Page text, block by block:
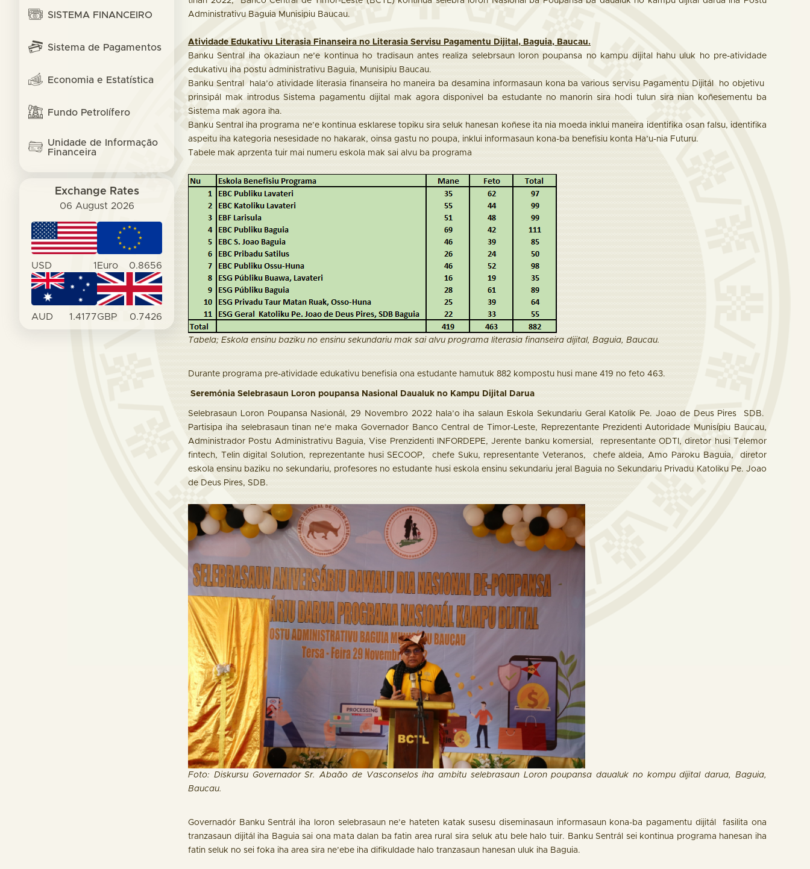
SISTEMA FINANCEIRO
Sistema de Pagamentos
Economia e Estatística
Fundo Petrolífero
Unidade de Informação
Financeira
Exchange Rates
06 August 2026
USD 1 Euro 0.8656
AUD 1.4177GBP 0.7426
Administrativu Baguia Munisipiu Baucau.
Atividade Edukativu Literasia Finanseira no Literasia Servisu Pagamentu Dijital, Baguia, Baucau.
Banku Sentral iha okaziaun ne’e kontinua ho tradisaun antes realiza selebrsaun loron poupansa no kampu dijital hahu uluk ho pre-atividade
edukativu iha postu administrativu Baguia, Munisipiu Baucau.
Banku Sentral hala’o atividade literasia finanseira ho maneira ba desamina informasaun kona ba various servisu Pagamentu Dijitál ho objetivu
prinsipál mak introdus Sistema pagamentu dijital mak agora disponivel ba estudante no manorin sira hodi tulun sira nian koñesementu ba
Sistema mak agora iha.
Banku Sentral iha programa ne’e kontinua esklarese topiku sira seluk hanesan koñese ita nia moeda inklui maneira identifika osan falsu, identifika
aspeitu iha kategoria nesesidade no hakarak, oinsa gastu no poupa, inklui informasaun kona-ba benefisiu konta Ha’u-nia Futuru.
Tabele mak aprzenta tuir mai numeru eskola mak sai alvu ba programa
Tabela; Eskola ensinu baziku no ensinu sekundariu mak sai alvu programa literasia finanseira dijital, Baguia, Baucau.
Durante programa pre-atividade edukativu benefisia ona estudante hamutuk 882 kompostu husi mane 419 no feto 463.
Seremónia Selebrasaun Loron poupansa Nasional Daualuk no Kampu Dijital Darua
Selebrasaun Loron Poupansa Nasionál, 29 Novembro 2022 hala’o iha salaun Eskola Sekundariu Geral Katolik Pe. Joao de Deus Pires SDB.
Partisipa iha selebrasaun tinan ne’e maka Governador Banco Central de Timor-Leste, Reprezentante Prezidenti Autoridade Munisípiu Baucau,
Administrador Postu Administrativu Baguia, Vise Prenzidenti INFORDEPE, Jerente banku komersial, representante ODTI, diretor husi Telemor
fintech, Telin digital Solution, reprezentante husi SECOOP, chefe Suku, representante Veteranos, chefe aldeia, Amo Paroku Baguia, diretor
eskola ensinu baziku no sekundariu, profesores no estudante husi eskola ensinu sekundariu jeral Baguia no Sekundariu Privadu Katoliku Pe. Joao
de Deus Pires, SDB.
Foto: Diskursu Governador Sr. Abaão de Vasconselos iha ambitu selebrasaun Loron poupansa daualuk no kompu dijital darua, Baguia,
Baucau.
Governadór Banku Sentrál iha loron selebrasaun ne’e hateten katak susesu diseminasaun informasaun kona-ba pagamentu dijitál fasilita ona
tranzasaun dijitál iha Baguia sai ona mata dalan ba fatin area rural sira seluk atu bele halo tuir. Banku Sentrál sei kontinua programa hanesan iha
fatin seluk no sei foka iha area sira ne’ebe iha difikuldade halo tranzasaun hanesan uluk iha Baguia.